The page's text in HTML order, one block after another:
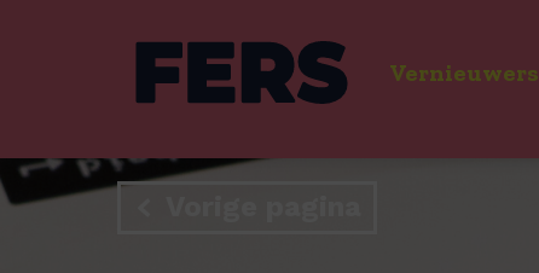
Vernieuwers